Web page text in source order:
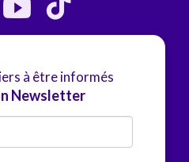
à être informés
Newsletter